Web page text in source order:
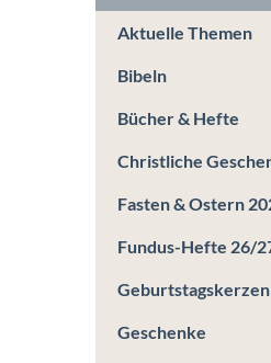
Aktuelle Themen
Bibeln
Bücher & Hefte
Christliche
Fasten & Ostern
Fundus-Hefte 26/
Geburtstagskerzen
Geschenke